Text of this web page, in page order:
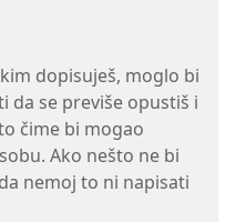
dopisuješ, moglo bi
da se previše opustiš i
čime bi mogao
Ako nešto ne bi
nemoj to ni napisati